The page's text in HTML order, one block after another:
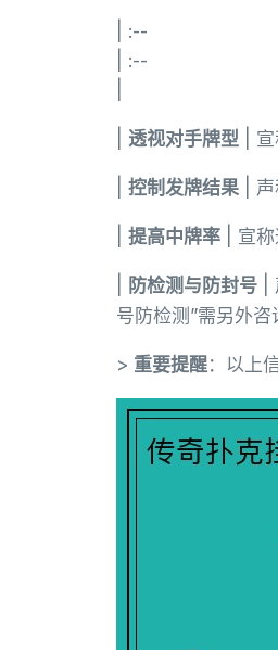
| :--
| :--
透视对手牌型 |
控制发牌结果 |
提高中牌率 | 宣
防检测与防封号 |
号防检测”需另外咨
> 重要提醒：以上